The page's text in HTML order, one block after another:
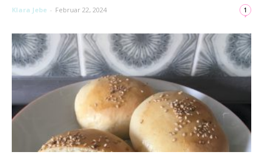
Klara Jebe - Februar 22, 2024 1